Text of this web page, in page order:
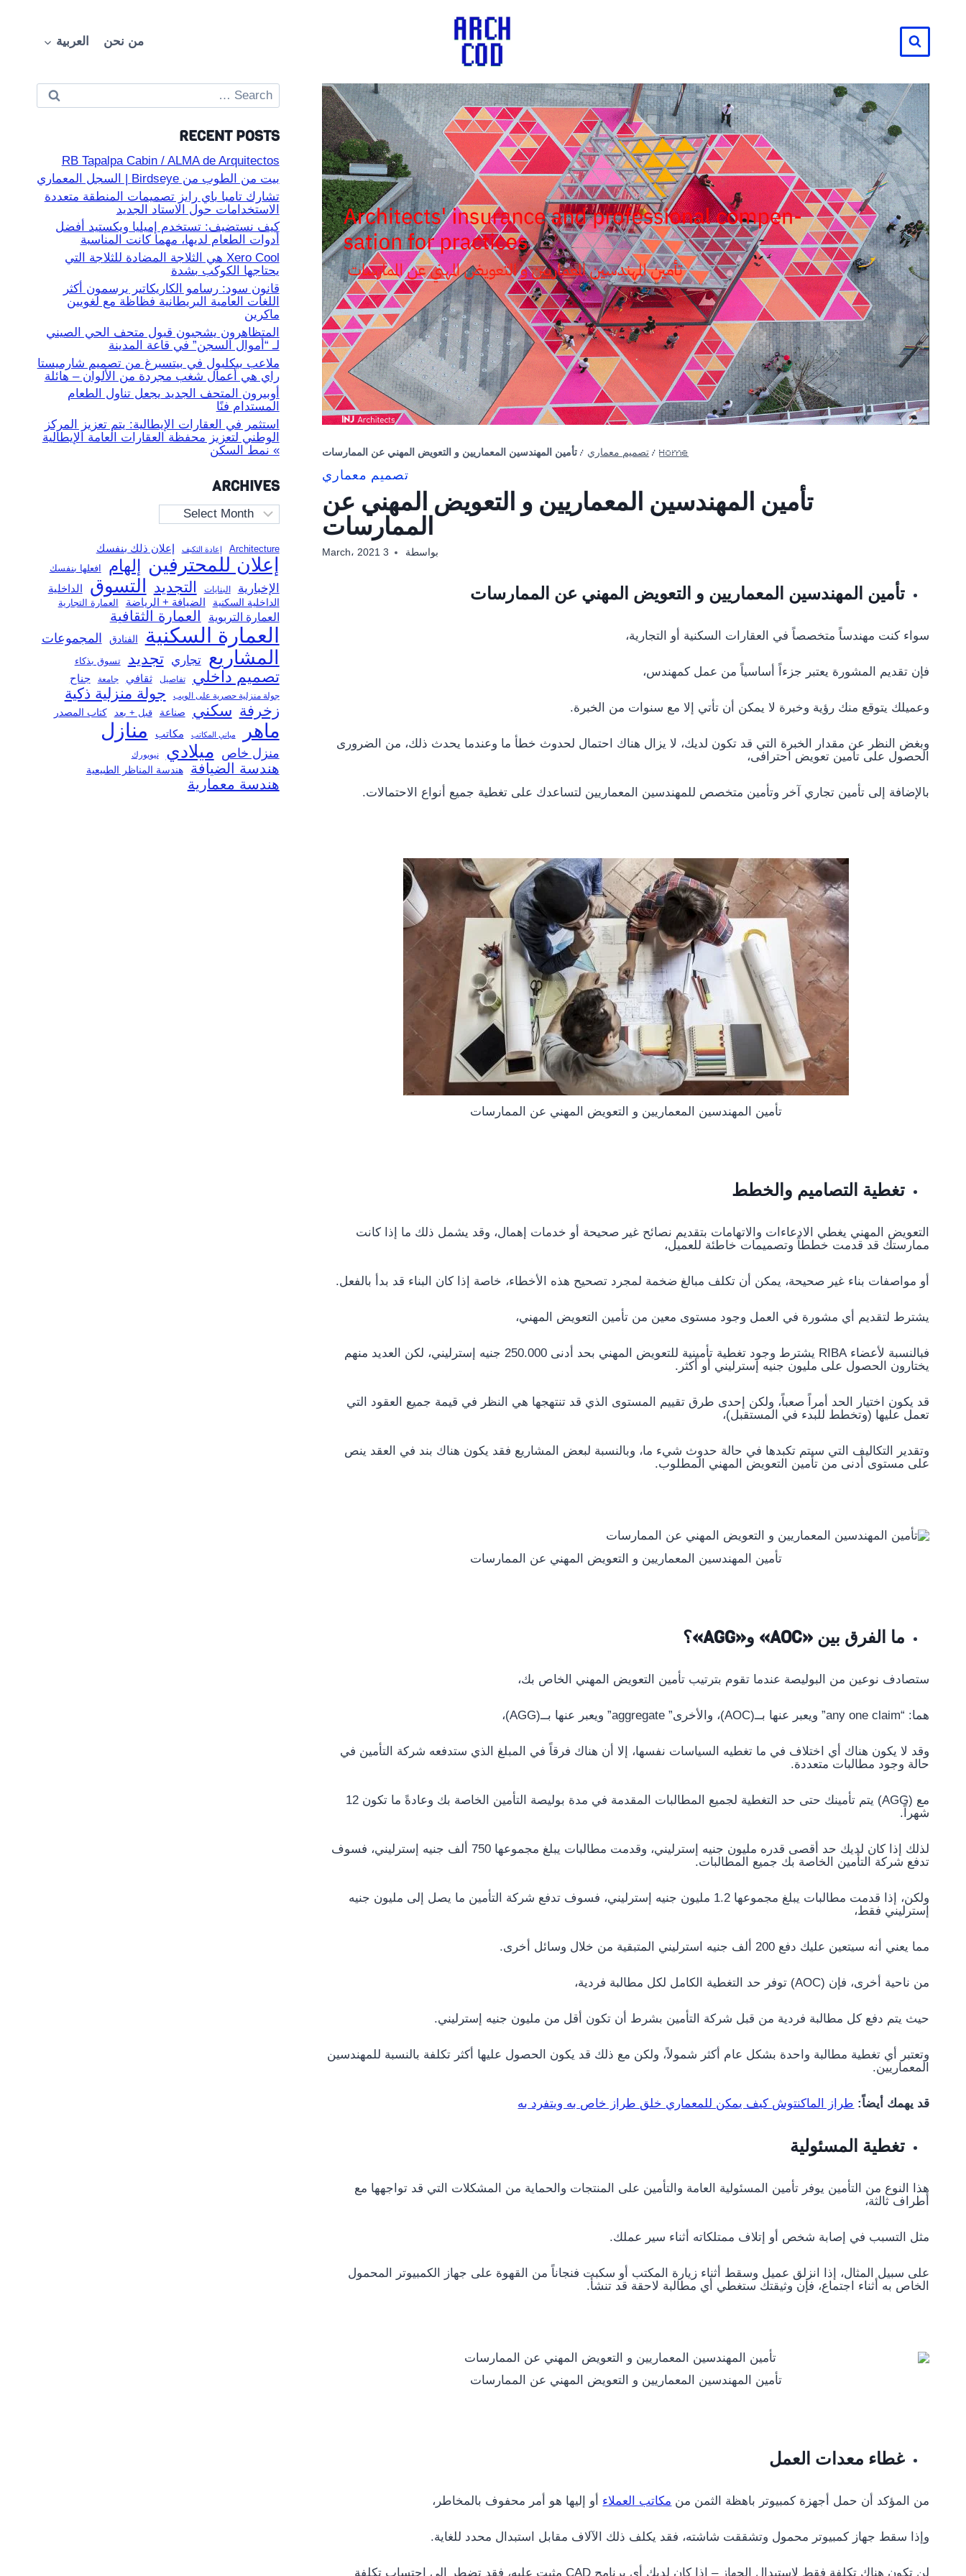
المحتوى
من نحن العربية
Home
/ تصميم معماري / تأمين المهندسين المعماريين و التعويض المهني عن الممارسات
تصميم معماري
تأمين المهندسين المعماريين و التعويض المهني عن
الممارسات
بواسطة 3 March، 2021
تأمين المهندسين المعماريين و التعويض المهني عن الممارسات
سواء كنت مهندساً متخصصاً في العقارات السكنية أو التجارية،
فإن تقديم المشورة يعتبر جزءاً أساسياً من عمل كمهندس،
وعميلك يتوقع منك رؤية وخبرة لا يمكن أن تأتي إلا مع سنوات من الخبرة.
وبغض النظر عن مقدار الخبرة التي قد تكون لديك، لا يزال هناك احتمال لحدوث خطأ ما وعندما يحدث ذلك، من الضرورى
الحصول على تأمين تعويض احترافى،
بالإضافة إلى تأمين تجاري آخر وتأمين متخصص للمهندسين المعماريين لتساعدك على تغطية جميع أنواع الاحتمالات.
تأمين المهندسين المعماريين و التعويض المهني عن الممارسات
تغطية التصاميم والخطط
التعويض المهني يغطي الادعاءات والاتهامات بتقديم نصائح غير صحيحة أو خدمات إهمال، وقد يشمل ذلك ما إذا كانت
ممارستك قد قدمت خططاً وتصميمات خاطئة للعميل،
أو مواصفات بناء غير صحيحة، يمكن أن تكلف مبالغ ضخمة لمجرد تصحيح هذه الأخطاء، خاصة إذا كان البناء قد بدأ بالفعل.
يشترط لتقديم أي مشورة في العمل وجود مستوى معين من تأمين التعويض المهني،
فبالنسبة لأعضاء RIBA يشترط وجود تغطية تأمينية للتعويض المهني بحد أدنى 250.000 جنيه إسترليني، لكن العديد منهم
يختارون الحصول على مليون جنيه إسترليني أو أكثر.
قد يكون اختيار الحد أمراً صعباً، ولكن إحدى طرق تقييم المستوى الذي قد تنتهجها هي النظر في قيمة جميع العقود التي
تعمل عليها (وتخطط للبدء في المستقبل)،
وتقدير التكاليف التي سيتم تكبدها في حالة حدوث شيء ما، وبالنسبة لبعض المشاريع فقد يكون هناك بند في العقد ينص
على مستوى أدنى من تأمين التعويض المهني المطلوب.
تأمين المهندسين المعماريين و التعويض المهني عن الممارسات
ما الفرق بين «AOC» و«AGG»؟
ستصادف نوعين من البوليصة عندما تقوم بترتيب تأمين التعويض المهني الخاص بك،
هما: “any one claim” ويعبر عنها بــ(AOC)، والأخرى” aggregate” ويعبر عنها بــ(AGG)،
وقد لا يكون هناك أي اختلاف في ما تغطيه السياسات نفسها، إلا أن هناك فرقاً في المبلغ الذي ستدفعه شركة التأمين في
حالة وجود مطالبات متعددة.
مع (AGG) يتم تأمينك حتى حد التغطية لجميع المطالبات المقدمة في مدة بوليصة التأمين الخاصة بك وعادةً ما تكون 12
شهراً.
لذلك إذا كان لديك حد أقصى قدره مليون جنيه إسترليني، وقدمت مطالبات يبلغ مجموعها 750 ألف جنيه إسترليني، فسوف
تدفع شركة التأمين الخاصة بك جميع المطالبات.
ولكن، إذا قدمت مطالبات يبلغ مجموعها 1.2 مليون جنيه إسترليني، فسوف تدفع شركة التأمين ما يصل إلى مليون جنيه
إسترليني فقط،
مما يعني أنه سيتعين عليك دفع 200 ألف جنيه استرليني المتبقية من خلال وسائل أخرى.
من ناحية أخرى، فإن (AOC) توفر حد التغطية الكامل لكل مطالبة فردية،
حيث يتم دفع كل مطالبة فردية من قبل شركة التأمين بشرط أن تكون أقل من مليون جنيه إسترليني.
وتعتبر أي تغطية مطالبة واحدة بشكل عام أكثر شمولاً، ولكن مع ذلك قد يكون الحصول عليها أكثر تكلفة بالنسبة للمهندسين
المعماريين.
قد يهمك أيضاً: طراز الماكنتوش كيف يمكن للمعماري خلق طراز خاص به ويتفرد به
تغطية المسئولية
هذا النوع من التأمين يوفر تأمين المسئولية العامة والتأمين على المنتجات والحماية من المشكلات التي قد تواجهها مع
أطراف ثالثة،
مثل التسبب في إصابة شخص أو إتلاف ممتلكاته أثناء سير عملك.
على سبيل المثال، إذا انزلق عميل وسقط أثناء زيارة المكتب أو سكبت فنجاناً من القهوة على جهاز الكمبيوتر المحمول
الخاص به أثناء اجتماع، فإن وثيقتك ستغطي أي مطالبة لاحقة قد تنشأ.
تأمين المهندسين المعماريين و التعويض المهني عن الممارسات
غطاء معدات العمل
من المؤكد أن حمل أجهزة كمبيوتر باهظة الثمن من مكاتب العملاء أو إليها هو أمر محفوف بالمخاطر،
وإذا سقط جهاز كمبيوتر محمول وتشققت شاشته، فقد يكلف ذلك الآلاف مقابل استبدال محدد للغاية.
لن تكون هناك تكلفة فقط لاستبدال الجهاز – إذا كان لديك أي برنامج CAD مثبت عليه، فقد تضطر إلى احتساب تكلفة
Search
for:
RECENT POSTS
RB Tapalpa Cabin / ALMA de Arquitectos
بيت من الطوب من Birdseye | السجل المعماري
تشارك تامبا باي رايز تصميمات المنطقة متعددة
الاستخدامات حول الاستاد الجديد
كيف نستضيف: تستخدم إميليا ويكستيد أفضل
أدوات الطعام لديها، مهما كانت المناسبة
Xero Cool هي الثلاجة المضادة للثلاجة التي
يحتاجها الكوكب بشدة
قانون سود: رسامو الكاريكاتير يرسمون أكثر
اللغات العامية البريطانية فظاظة مع لغويين
ماكرين
المتظاهرون يشجبون قبول متحف الحي الصيني
لـ “أموال السجن” في قاعة المدينة
ملاعب بيكلبول في بيتسبرغ من تصميم شارميستا
راي هي أعمال شغب مجردة من الألوان – هائلة
أوبيرون المتحف الجديد يجعل تناول الطعام
المستدام فنًا
استثمر في العقارات الإيطالية: يتم تعزيز المركز
الوطني لتعزيز محفظة العقارات العامة الإيطالية
» نمط السكن
ARCHIVES
Archives
Architecture إعادة التكيف إعلان ذلك بنفسك
إعلان للمحترفين إلهام افعلها بنفسك
الإخبارية البنايات التجديد التسوق الداخلية
الداخلية السكنية الضيافة + الرياضة العمارة التجارية
العمارة التربوية العمارة الثقافية
العمارة السكنية الفنادق المجموعات
المشاريع تجاري تجديد تسوق بذكاء
تصميم داخلي تفاصيل ثقافي جامعة جناح
جولة منزلية حصرية على الويب
جولة منزلية ذكية
زخرفة سكني صناعة قبل + بعد كتاب المصدر
ماهر مباني المكاتب مكاتب منازل
منزل خاص ميلادي نيويورك
هندسة الضيافة هندسة المناظر الطبيعية
هندسة معمارية